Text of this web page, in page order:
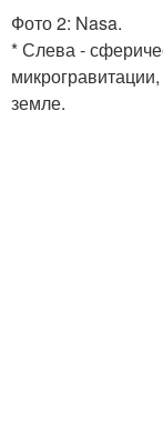
Фото 2: Nasa.
* Слева -
земле.